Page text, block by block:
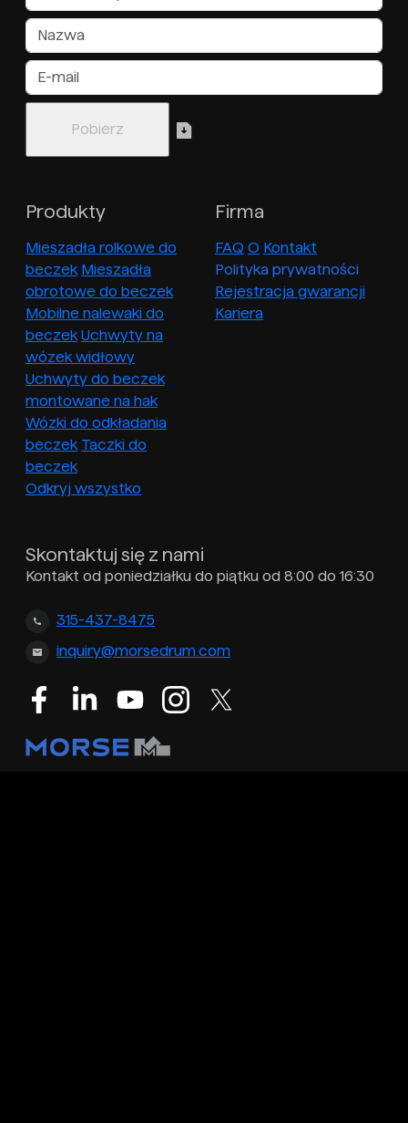
Produkty
Mieszadła rolkowe do
beczek Mieszadła
obrotowe do beczek
Mobilne nalewaki do
beczek Uchwyty na
wózek widłowy
Uchwyty do beczek
montowane na hak
Wózki do odkładania
beczek Taczki do
beczek
Odkryj wszystko
Firma
FAQ O Kontakt
Polityka prywatności
Rejestracja gwarancji
Kariera
Skontaktuj się z nami
Kontakt od poniedziałku do piątku od 8:00 do 16:30
315-437-8475
inquiry@morsedrum.com